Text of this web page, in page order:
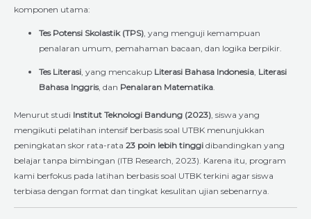
komponen utama:
Tes Potensi Skolastik (TPS) , yang menguji kemampuan
penalaran umum, pemahaman bacaan, dan logika berpikir.
Tes Literasi , yang mencakup Literasi Bahasa Indonesia Literasi
Bahasa Inggris, dan Penalaran Matematika
Menurut studi Institut Teknologi Bandung (2023) , siswa yang
mengikuti pelatihan intensif berbasis soal UTBK menunjukkan
peningkatan skor rata-rata 23 poin lebih tinggi dibandingkan yang
belajar tanpa bimbingan (ITB Research, 2023). Karena itu, program
kami berfokus pada latihan berbasis soal UTBK terkini agar siswa
terbiasa dengan format dan tingkat kesulitan ujian sebenarnya.